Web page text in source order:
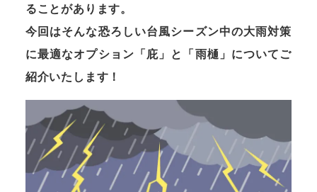
ることがあります。
今回はそんな恐ろしい台風シーズン中の大雨対策
に最適なオプション「庇」と「雨樋」についてご
紹介いたします！